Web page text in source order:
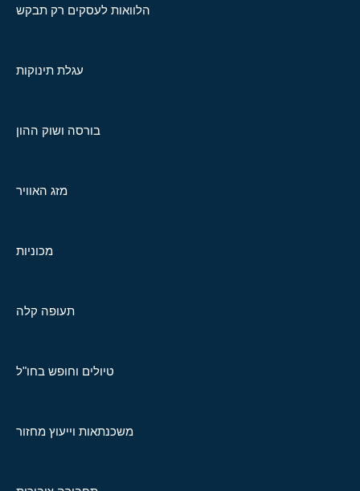
הלוואות לעסקים רק תבקש
עגלת תינוקות
בורסה ושוק ההון
מזג האוויר
מכוניות
תעופה קלה
טיולים וחופש בחו"ל
משכנתאות וייעוץ מחזור